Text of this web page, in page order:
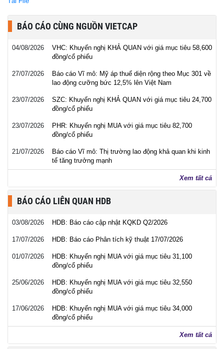
BÁO CÁO CÙNG NGUỒN VIETCAP
04/08/2026
VHC: Khuyến nghị KHẢ QUAN với giá mục tiêu 58,600
đồng/cổ phiếu
27/07/2026
Báo cáo Vĩ mô: Mỹ áp thuế diện rộng theo Mục 301 về
lao động cưỡng bức 12,5% lên Việt Nam
23/07/2026
SZC: Khuyến nghị KHẢ QUAN với giá mục tiêu 24,700
đồng/cổ phiếu
23/07/2026
PHR: Khuyến nghị MUA với giá mục tiêu 82,700
đồng/cổ phiếu
21/07/2026
Báo cáo Vĩ mô: Thị trường lao động khả quan khi kinh
tế tăng trưởng mạnh
Xem tất cả
BÁO CÁO LIÊN QUAN HDB
03/08/2026 HDB: Báo cáo cập nhật KQKD Q2/2026
17/07/2026 HDB: Báo cáo Phân tích kỹ thuật 17/07/2026
01/07/2026
HDB: Khuyến nghị MUA với giá mục tiêu 31,100
đồng/cổ phiếu
25/06/2026
HDB: Khuyến nghị MUA với giá mục tiêu 32,550
đồng/cổ phiếu
17/06/2026
HDB: Khuyến nghị MUA với giá mục tiêu 34,000
đồng/cổ phiếu
Xem tất cả